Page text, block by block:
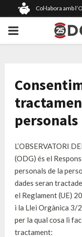
Col·labora amb
PRIMARY
personals
L’OBSERVATORI
(ODG) és el
personals de la
dades seran
el Reglament (UE)
i la Llei Orgànica 3/
per la qual cosa li
tractament: